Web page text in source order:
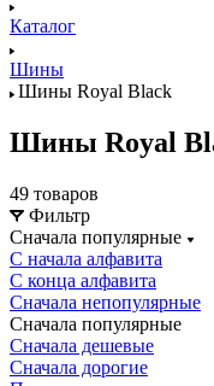
Каталог
Шины
Шины Royal Black
Шины Royal
49 товаров
Фильтр
Сначала популярные
С начала алфавита
С конца алфавита
Сначала непопулярные
Сначала популярные
Сначала дешевые
Сначала дорогие